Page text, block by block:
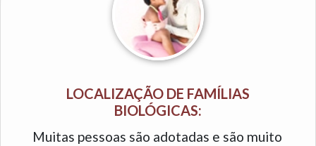
LOCALIZAÇÃO DE FAMÍLIAS
BIOLÓGICAS:
Muitas pessoas são adotadas e são muito